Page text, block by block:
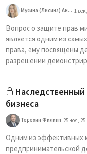
Мусина (Лисина) Ан... 1
Вопрос о защите прав
является одним из
права, ему посвящены
разрешении
Наследственный
бизнеса
Терехин Филипп 25 ноя, 25
Одним из эффективных
предпринимательской